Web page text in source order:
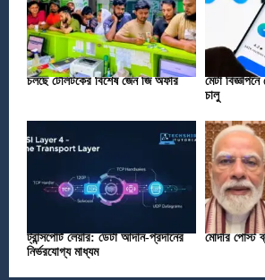
চলছে টেলিটকের বিশেষ জেন জি অফার
মেটা
চালু
ট্রান্সপোর্ট লেয়ার: ডেটা আদান-প্রদানের
নির্ভরযোগ্য মাধ্যম
মোদীর পোস্ট